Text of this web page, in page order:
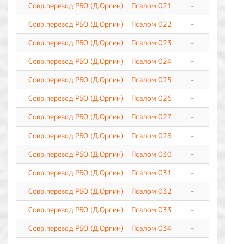
Совр.перевод РБО (Д.Оргин)
Псалом 021 -
Совр.перевод РБО (Д.Оргин)
Псалом 022 -
Совр.перевод РБО (Д.Оргин)
Псалом 023 -
Совр.перевод РБО (Д.Оргин)
Псалом 024 -
Совр.перевод РБО (Д.Оргин)
Псалом 025 -
Совр.перевод РБО (Д.Оргин)
Псалом 026 -
Совр.перевод РБО (Д.Оргин)
Псалом 027 -
Совр.перевод РБО (Д.Оргин)
Псалом 028 -
Совр.перевод РБО (Д.Оргин)
Псалом 030 -
Совр.перевод РБО (Д.Оргин)
Псалом 031 -
Совр.перевод РБО (Д.Оргин)
Псалом 032 -
Совр.перевод РБО (Д.Оргин)
Псалом 033 -
Совр.перевод РБО (Д.Оргин)
Псалом 034 -